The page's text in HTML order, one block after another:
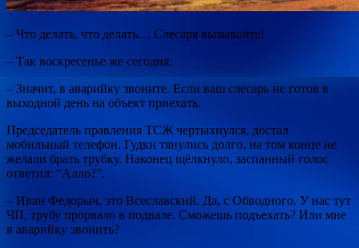
– Что делать, что делать… Слесаря вызывайте!
– Так воскресенье же сегодня.
– Значит, в аварийку звоните. Если ваш слесарь не готов в
выходной день на объект приехать.
Председатель правления ТСЖ чертыхнулся, достал
мобильный телефон. Гудки тянулись долго, на том конце не
желали брать трубку. Наконец щёлкнуло, заспанный голос
ответил: “Алло?”.
– Иван Федорыч, это Всеславский. Да, с Обводного. У нас тут
ЧП, трубу прорвало в подвале. Сможешь подъехать? Или мне
в аварийку звонить?